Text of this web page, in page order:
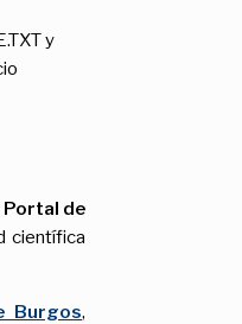
y
Portal de
científica
Burgos,